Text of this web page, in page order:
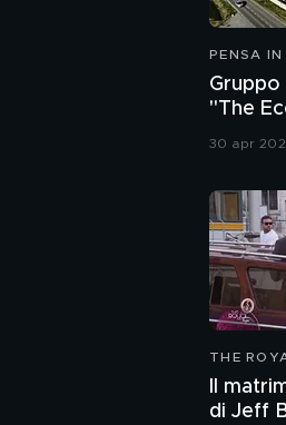
PENSA IN
Gruppo
"The
30 apr
THE
Il
di Jeff